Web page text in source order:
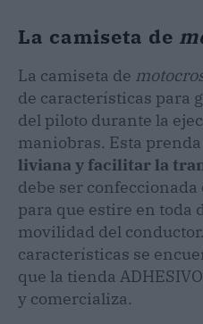
La camiseta de
La camiseta de
de características para
del piloto durante la
maniobras. Esta
liviana y facilitar la
debe ser
para que estire en
movilidad del
características se
que la tienda
y comercializa.